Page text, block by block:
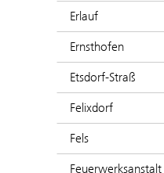
Erlauf
Ernsthofen
Etsdorf-Straß
Felixdorf
Fels
Feuerwerksanstalt